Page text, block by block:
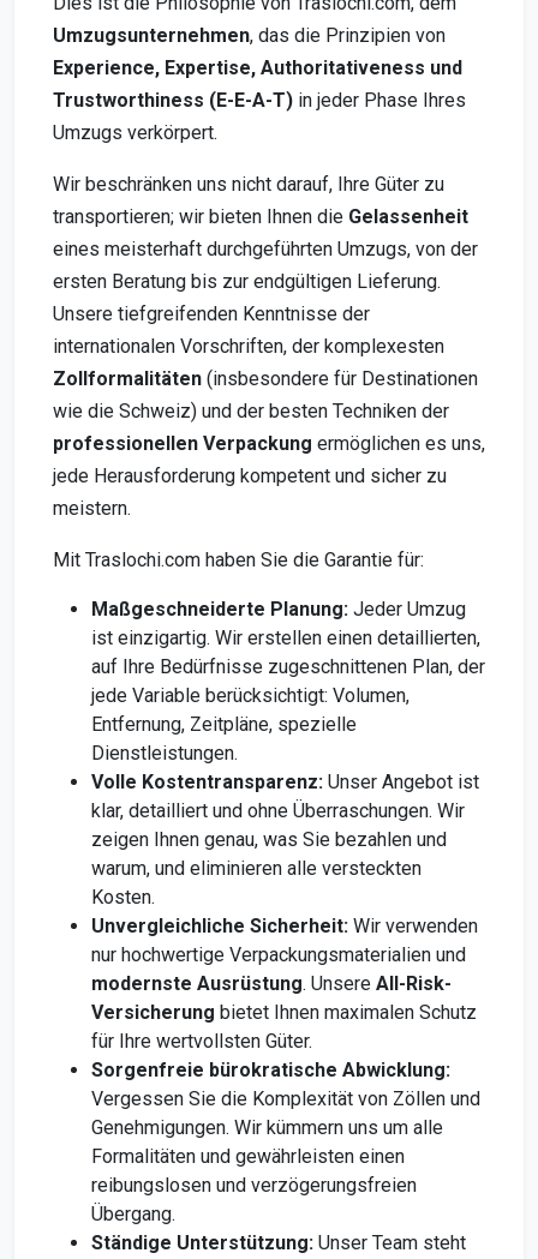
Umzugsunternehmen, das die Prinzipien von
Experience, Expertise, Authoritativeness und
Trustworthiness (E-E-A-T) in jeder Phase Ihres
Umzugs verkörpert.
Wir beschränken uns nicht darauf, Ihre Güter zu
transportieren; wir bieten Ihnen die Gelassenheit
eines meisterhaft durchgeführten Umzugs, von der
ersten Beratung bis zur endgültigen Lieferung.
Unsere tiefgreifenden Kenntnisse der
internationalen Vorschriften, der komplexesten
Zollformalitäten (insbesondere für Destinationen
wie die Schweiz) und der besten Techniken der
professionellen Verpackung ermöglichen es uns,
jede Herausforderung kompetent und sicher zu
meistern.
Mit Traslochi.com haben Sie die Garantie für:
Maßgeschneiderte Planung: Jeder Umzug
ist einzigartig. Wir erstellen einen detaillierten,
auf Ihre Bedürfnisse zugeschnittenen Plan, der
jede Variable berücksichtigt: Volumen,
Entfernung, Zeitpläne, spezielle
Dienstleistungen.
Volle Kostentransparenz: Unser Angebot ist
klar, detailliert und ohne Überraschungen. Wir
zeigen Ihnen genau, was Sie bezahlen und
warum, und eliminieren alle versteckten
Kosten.
Unvergleichliche Sicherheit: Wir verwenden
nur hochwertige Verpackungsmaterialien und
modernste Ausrüstung. Unsere All-Risk-
Versicherung bietet Ihnen maximalen Schutz
für Ihre wertvollsten Güter.
Sorgenfreie bürokratische Abwicklung:
Vergessen Sie die Komplexität von Zöllen und
Genehmigungen. Wir kümmern uns um alle
Formalitäten und gewährleisten einen
reibungslosen und verzögerungsfreien
Übergang.
Ständige Unterstützung: Unser Team steht